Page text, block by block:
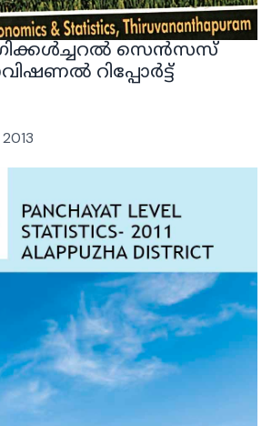
സെൻസസ്
റിപ്പോർട്ട്